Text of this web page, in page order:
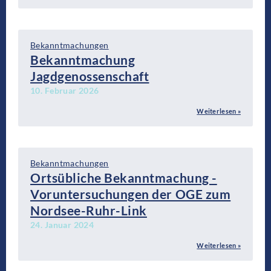
Bekanntmachungen
Bekanntmachung
Jagdgenossenschaft
10. Februar 2026
Weiterlesen »
Bekanntmachungen
Ortsübliche Bekanntmachung -
Voruntersuchungen der OGE zum
Nordsee-Ruhr-Link
24. Januar 2024
Weiterlesen »